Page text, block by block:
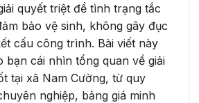
quyết triệt để tình trạng tắc
bảo vệ sinh, không gây đục
cấu công trình. Bài viết này
bạn cái nhìn tổng quan về giải
tại xã Nam Cường, từ quy
nghiệp, bảng giá minh